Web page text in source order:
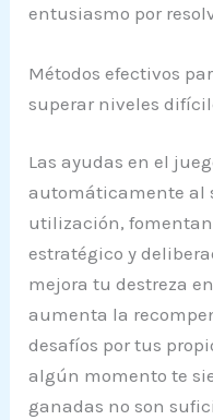
entusiasmo por
Métodos efectivos
superar niveles
Las ayudas en el
automáticamente al
utilización,
estratégico y
mejora tu destreza
aumenta la
desafíos por tus
algún momento te
ganadas no son